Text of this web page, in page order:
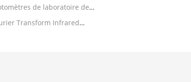
de laboratoire de
Transform Infrared